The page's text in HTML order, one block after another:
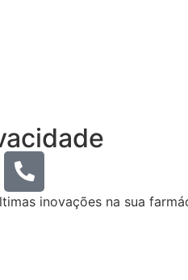
inovações na sua